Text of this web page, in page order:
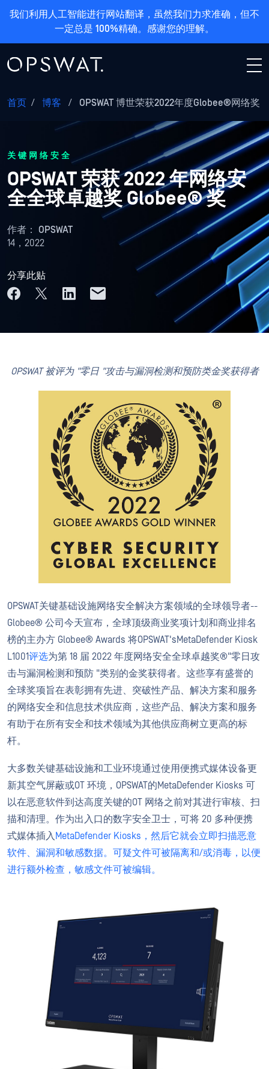
我们利用人工智能进行网站翻译，虽然我们力求准确，但不
一定总是 100%精确。感谢您的理解。
首页 / 博客 / OPSWAT 博世荣获2022年度Globee®网络奖
关键网络安全
OPSWAT 荣获 2022 年网络安
全全球卓越奖 Globee® 奖
作者： OPSWAT
14，2022
分享此贴
OPSWAT 被评为 "零日 "攻击与漏洞检测和预防类金奖获得者
OPSWAT关键基础设施网络安全解决方案领域的全球领导者--
Globee® 公司今天宣布，全球顶级商业奖项计划和商业排名
榜的主办方 Globee® Awards 将OPSWAT'sMetaDefender Kiosk
L1001评选为第 18 届 2022 年度网络安全全球卓越奖®"零日攻
击与漏洞检测和预防 "类别的金奖获得者。这些享有盛誉的
全球奖项旨在表彰拥有先进、突破性产品、解决方案和服务
的网络安全和信息技术供应商，这些产品、解决方案和服务
有助于在所有安全和技术领域为其他供应商树立更高的标
杆。
大多数关键基础设施和工业环境通过使用便携式媒体设备更
新其空气屏蔽或OT 环境，OPSWAT的MetaDefender Kiosks 可
以在恶意软件到达高度关键的OT 网络之前对其进行审核、扫
描和清理。作为出入口的数字安全卫士，可将 20 多种便携
式媒体插入 MetaDefender Kiosks，然后它就会立即扫描恶意
软件、漏洞和敏感数据。可疑文件可被隔离和/或消毒，以便
进行额外检查，敏感文件可被编辑。